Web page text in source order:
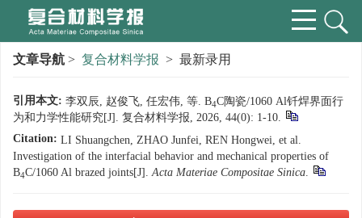
文章导航 > 复合材料学报 > 最新录用
引用本文: 李双辰, 赵俊飞, 任宏伟, 等. B4C陶瓷/1060 Al钎焊界面行
为和力学性能研究[J]. 复合材料学报, 2026, 44(0): 1-10.
Citation: LI Shuangchen, ZHAO Junfei, REN Hongwei, et al.
Investigation of the interfacial behavior and mechanical properties of
B4C/1060 Al brazed joints[J].Acta Materiae Compositae Sinica.